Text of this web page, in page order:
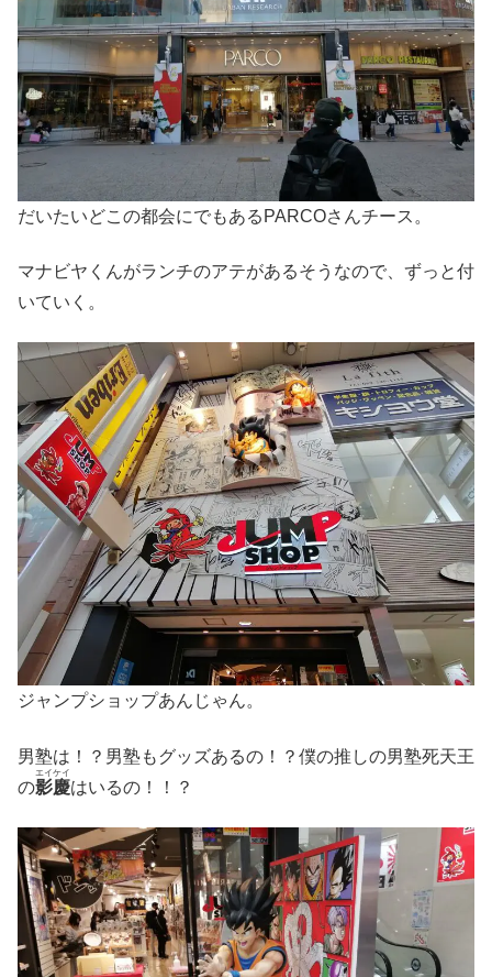
だいたいどこの都会にでもあるPARCOさんチース。
マナビヤくんがランチのアテがあるそうなので、ずっと付
いていく。
ジャンプショップあんじゃん。
男塾は！？男塾もグッズあるの！？僕の推しの男塾死天王
の影慶
エイケイ
はいるの！！？